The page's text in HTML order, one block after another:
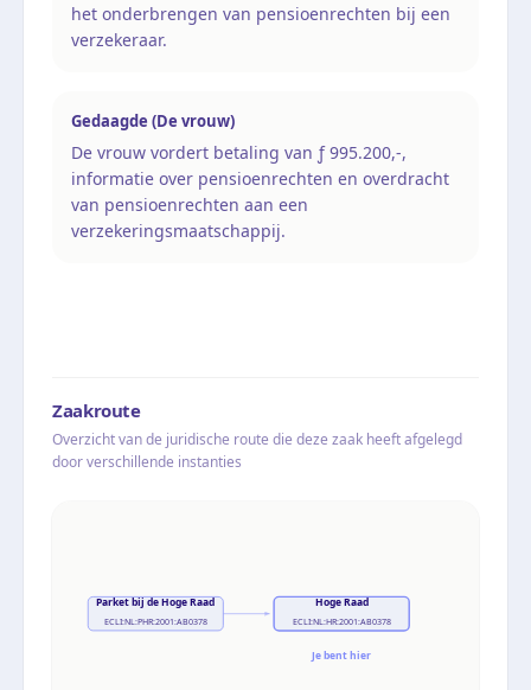
het onderbrengen van pensioenrechten bij een
verzekeraar.
Gedaagde (De vrouw)
De vrouw vordert betaling van ƒ 995.200,-,
informatie over pensioenrechten en overdracht
van pensioenrechten aan een
verzekeringsmaatschappij.
Zaakroute
Overzicht van de juridische route die deze zaak heeft afgelegd
door verschillende instanties
Parket bij de Hoge Raad
ECLI:NL:PHR:2001:AB0378
Hoge Raad
ECLI:NL:HR:2001:AB0378
Je bent hier